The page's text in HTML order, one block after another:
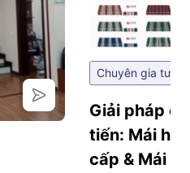
Chuyên gia tư
Giải pháp
tiến: Mái
cấp & Mái